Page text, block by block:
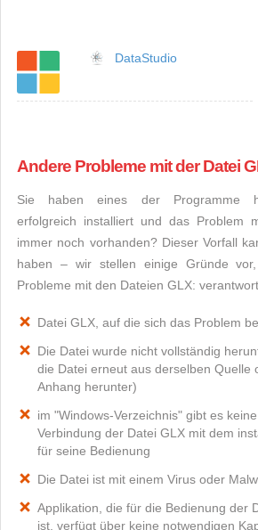
DataStudio
Andere Probleme mit der Datei
Sie haben eines der Programme
erfolgreich installiert und das Problem
immer noch vorhanden? Dieser Vorfall
haben – wir stellen einige Gründe
Probleme mit den Dateien GLX:
Datei GLX, auf die sich das Problem
Die Datei wurde nicht vollständig
die Datei erneut aus derselben Quelle
Anhang herunter)
im "Windows-Verzeichnis" gibt es
Verbindung der Datei GLX mit dem
für seine Bedienung
Die Datei ist mit einem Virus oder
Applikation, die für die Bedienung der
ist, verfügt über keine notwendigen